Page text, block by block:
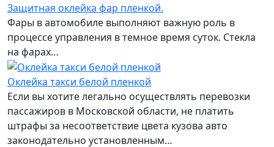
Защитная оклейка фар пленкой.
Фары в автомобиле выполняют важную роль в
процессе управления в темное время суток. Стекла
на фарах…
Оклейка такси белой пленкой
Если вы хотите легально осуществлять перевозки
пассажиров в Московской области, не платить
штрафы за несоответствие цвета кузова авто
законодательно установленным…